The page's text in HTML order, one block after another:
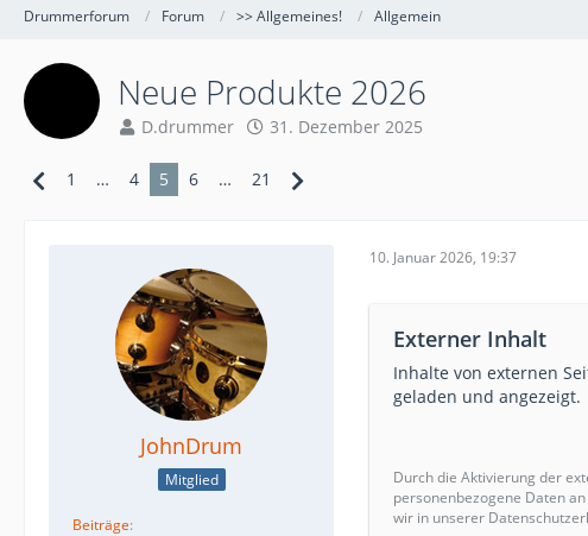
Drummerforum Forum >> Allgemeines! Allgemein
Neue Produkte 2026
D.drummer 31. Dezember 2025
1 … 4 5 6 … 21
JohnDrum
Mitglied
Beiträge
10. Januar 2026, 19:37
Externer Inhalt
Inhalte von externen
geladen und angezeigt.
Durch die Aktivierung der
personenbezogene Daten
wir in unserer